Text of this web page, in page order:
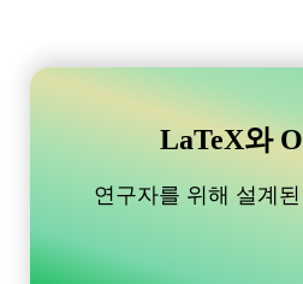
LaTeX와
연구자를 위해 설계